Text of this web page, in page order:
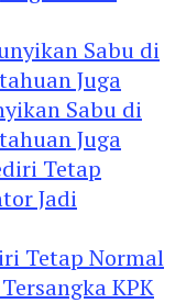
Sabu di
Juga
Tetap Normal
KPK